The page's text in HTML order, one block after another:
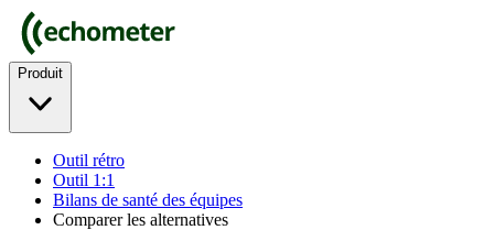
Produit
Outil rétro
Outil 1:1
Bilans de santé des équipes
Comparer les alternatives